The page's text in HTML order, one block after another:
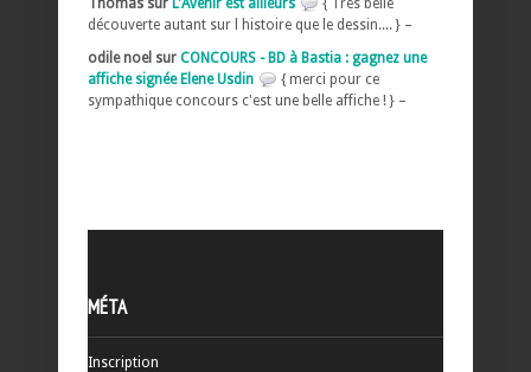
découverte autant sur l histoire que le dessin.... } –
odile noel sur CONCOURS - BD à Bastia : gagnez une
affiche signée Elene Usdin
{ merci pour ce
sympathique concours c'est une belle affiche ! } –
MÉTA
Inscription